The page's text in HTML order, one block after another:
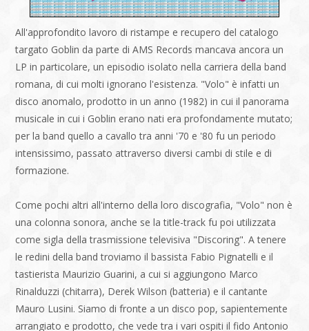
All'approfondito lavoro di ristampe e recupero del catalogo
targato Goblin da parte di AMS Records mancava ancora un
LP in particolare, un episodio isolato nella carriera della band
romana, di cui molti ignorano l'esistenza. "Volo" è infatti un
disco anomalo, prodotto in un anno (1982) in cui il panorama
musicale in cui i Goblin erano nati era profondamente mutato;
per la band quello a cavallo tra anni '70 e '80 fu un periodo
intensissimo, passato attraverso diversi cambi di stile e di
formazione.
Come pochi altri all'interno della loro discografia, "Volo" non è
una colonna sonora, anche se la title-track fu poi utilizzata
come sigla della trasmissione televisiva "Discoring". A tenere
le redini della band troviamo il bassista Fabio Pignatelli e il
tastierista Maurizio Guarini, a cui si aggiungono Marco
Rinalduzzi (chitarra), Derek Wilson (batteria) e il cantante
Mauro Lusini. Siamo di fronte a un disco pop, sapientemente
arrangiato e prodotto, che vede tra i vari ospiti il fido Antonio